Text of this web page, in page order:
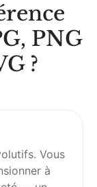
PNG
?
Vous
à